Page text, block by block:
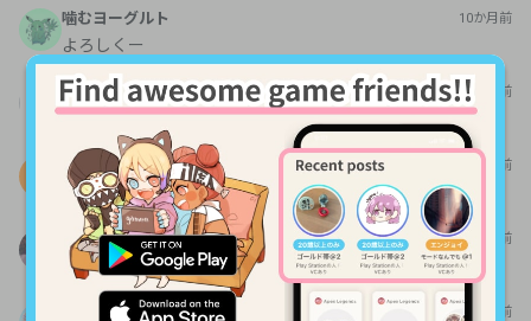
噛むヨーグルト 10か月前
よろしくー
はる 10か月前
よろしくお願いします
マシマシ 9か月前
よろしくお願いします
やる色々 9か月前
よろしくお願いします！
9か月前